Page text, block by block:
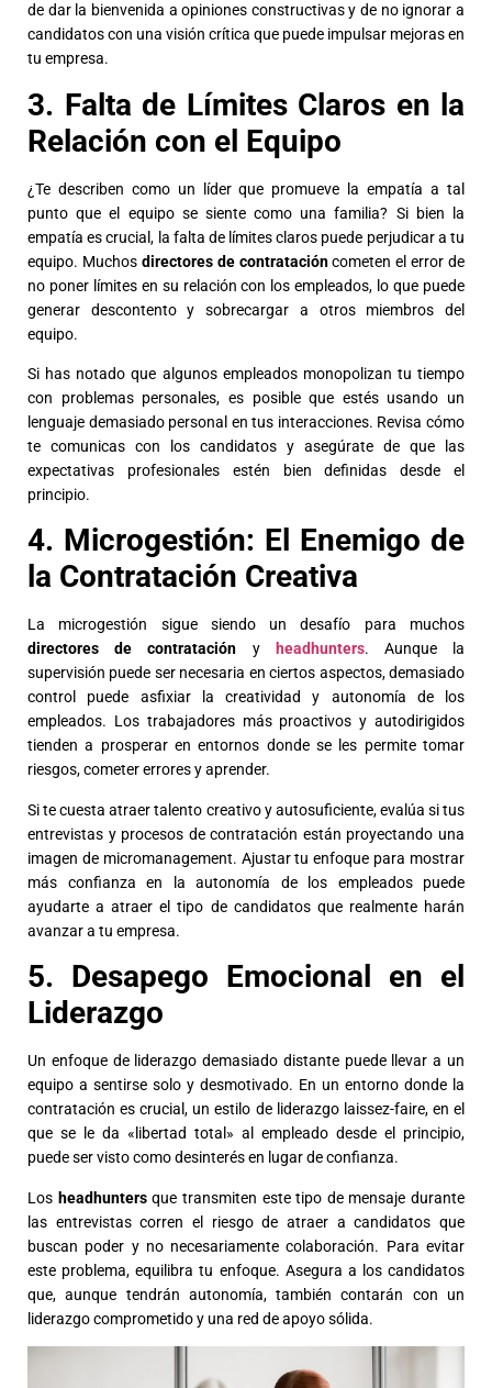
de dar la bienvenida a opiniones constructivas y de no ignorar a
candidatos con una visión crítica que puede impulsar mejoras en
tu empresa.
3. Falta de Límites Claros en la
Relación con el Equipo
¿Te describen como un líder que promueve la empatía a tal
punto que el equipo se siente como una familia? Si bien la
empatía es crucial, la falta de límites claros puede perjudicar a tu
equipo. Muchos directores de contratacióncometen el error de
no poner límites en su relación con los empleados, lo que puede
generar descontento y sobrecargar a otros miembros del
equipo.
Si has notado que algunos empleados monopolizan tu tiempo
con problemas personales, es posible que estés usando un
lenguaje demasiado personal en tus interacciones. Revisa cómo
te comunicas con los candidatos y asegúrate de que las
expectativas profesionales estén bien definidas desde el
principio.
4. Microgestión: El Enemigo de
la Contratación Creativa
La microgestión sigue siendo un desafío para muchos
directores de contratación y headhunters. Aunque la
supervisión puede ser necesaria en ciertos aspectos, demasiado
control puede asfixiar la creatividad y autonomía de los
empleados. Los trabajadores más proactivos y autodirigidos
tienden a prosperar en entornos donde se les permite tomar
riesgos, cometer errores y aprender.
Si te cuesta atraer talento creativo y autosuficiente, evalúa si tus
entrevistas y procesos de contratación están proyectando una
imagen de micromanagement. Ajustar tu enfoque para mostrar
más confianza en la autonomía de los empleados puede
ayudarte a atraer el tipo de candidatos que realmente harán
avanzar a tu empresa.
5. Desapego Emocional en el
Liderazgo
Un enfoque de liderazgo demasiado distante puede llevar a un
equipo a sentirse solo y desmotivado. En un entorno donde la
contratación es crucial, un estilo de liderazgo laissez-faire, en el
que se le da «libertad total» al empleado desde el principio,
puede ser visto como desinterés en lugar de confianza.
Los headhuntersque transmiten este tipo de mensaje durante
las entrevistas corren el riesgo de atraer a candidatos que
buscan poder y no necesariamente colaboración. Para evitar
este problema, equilibra tu enfoque. Asegura a los candidatos
que, aunque tendrán autonomía, también contarán con un
liderazgo comprometido y una red de apoyo sólida.